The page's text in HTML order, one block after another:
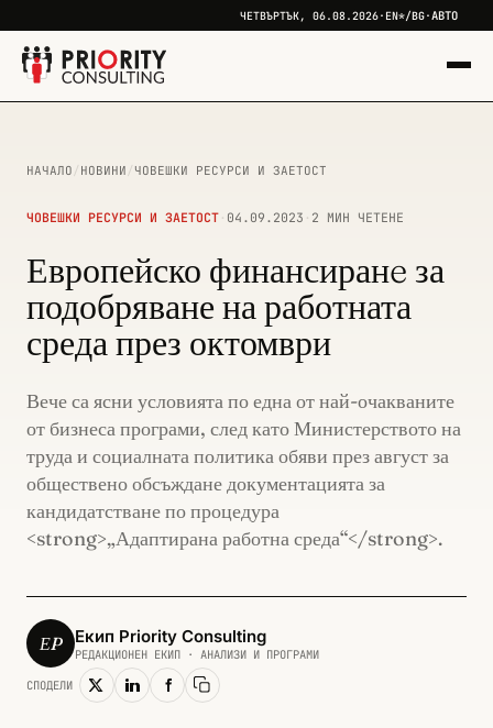
ЧЕТВЪРТЪК, 06.08.2026· EN*/BG·АВТО
НАЧАЛО / НОВИНИ /ЧОВЕШКИ РЕСУРСИ И ЗАЕТОСТ
ЧОВЕШКИ РЕСУРСИ И ЗАЕТОСТ · 04.09.2023 · 2 МИН ЧЕТЕНЕ
Европейско финансиранe за
подобряване на работната
среда през октомври
Вече са ясни условията по една от най-очакваните
от бизнеса програми, след като Министерството на
труда и социалната политика обяви през август за
обществено обсъждане документацията за
кандидатстване по процедура
<strong>„Адаптирана работна среда“</strong>.
ЕP Екип Priority Consulting
РЕДАКЦИОНЕН ЕКИП · АНАЛИЗИ И ПРОГРАМИ
СПОДЕЛИ Копирай линк